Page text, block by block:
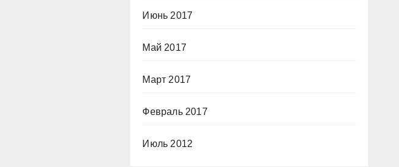
Июнь 2017
Май 2017
Март 2017
Февраль 2017
Июль 2012